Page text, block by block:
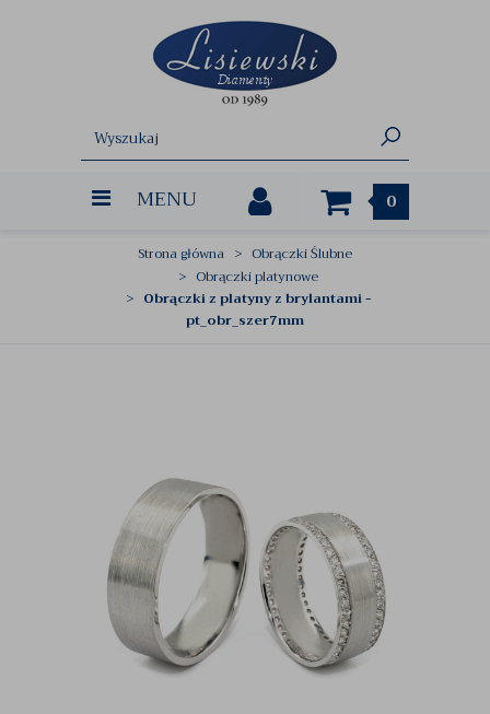
MENU 0
Strona główna
Obrączki Ślubne
Obrączki platynowe
Obrączki z platyny z brylantami -
pt_obr_szer7mm